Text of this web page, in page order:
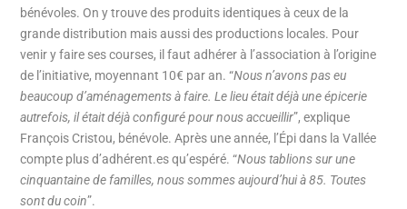
bénévoles. On y trouve des produits identiques à ceux de la
grande distribution mais aussi des productions locales. Pour
venir y faire ses courses, il faut adhérer à l’association à l’origine
de l’initiative, moyennant 10€ par an. “Nous n’avons pas eu
beaucoup d’aménagements à faire. Le lieu était déjà une épicerie
autrefois, il était déjà configuré pour nous accueillir”, explique
François Cristou, bénévole. Après une année, l’Épi dans la Vallée
compte plus d’adhérent.es qu’espéré. “Nous tablions sur une
cinquantaine de familles, nous sommes aujourd’hui à 85. Toutes
sont du coin”.